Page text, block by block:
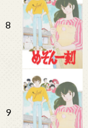
8
9